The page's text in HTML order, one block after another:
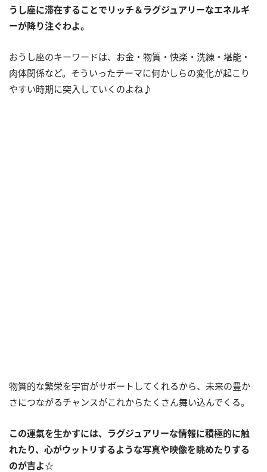
うし座に滞在することでリッチ＆ラグジュアリーなエネルギ
ーが降り注ぐわよ。
おうし座のキーワードは、お金・物質・快楽・洗練・堪能・
肉体関係など。そういったテーマに何かしらの変化が起こり
やすい時期に突入していくのよね♪
物質的な繁栄を宇宙がサポートしてくれるから、未来の豊か
さにつながるチャンスがこれからたくさん舞い込んでくる。
この運氣を生かすには、ラグジュアリーな情報に積極的に触
れたり、心がウットリするような写真や映像を眺めたりする
のが吉よ☆